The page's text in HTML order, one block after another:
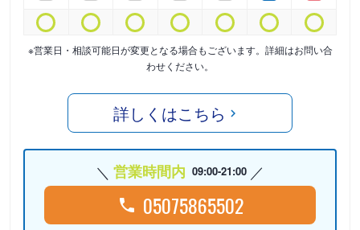
※営業日・相談可能日が変更となる場合もございます。詳細はお問い合
わせください。
詳しくはこちら
営業時間内 09:00-21:00
05075865502